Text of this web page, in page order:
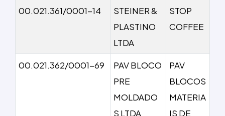
00.021.361/0001-14
STEINER &
PLASTINO
LTDA
STOP
COFFEE
00.021.362/0001-69
PAV BLOCO
PRE
MOLDADO
S LTDA
PAV
BLOCOS
MATERIA
IS DE